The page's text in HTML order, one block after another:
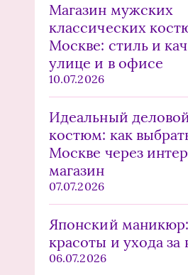
Магазин мужских
классических
Москве: стиль и
улице и в офисе
10.07.2026
Идеальный
костюм: как
Москве через
магазин
07.07.2026
Японский
красоты и ухода за
06.07.2026